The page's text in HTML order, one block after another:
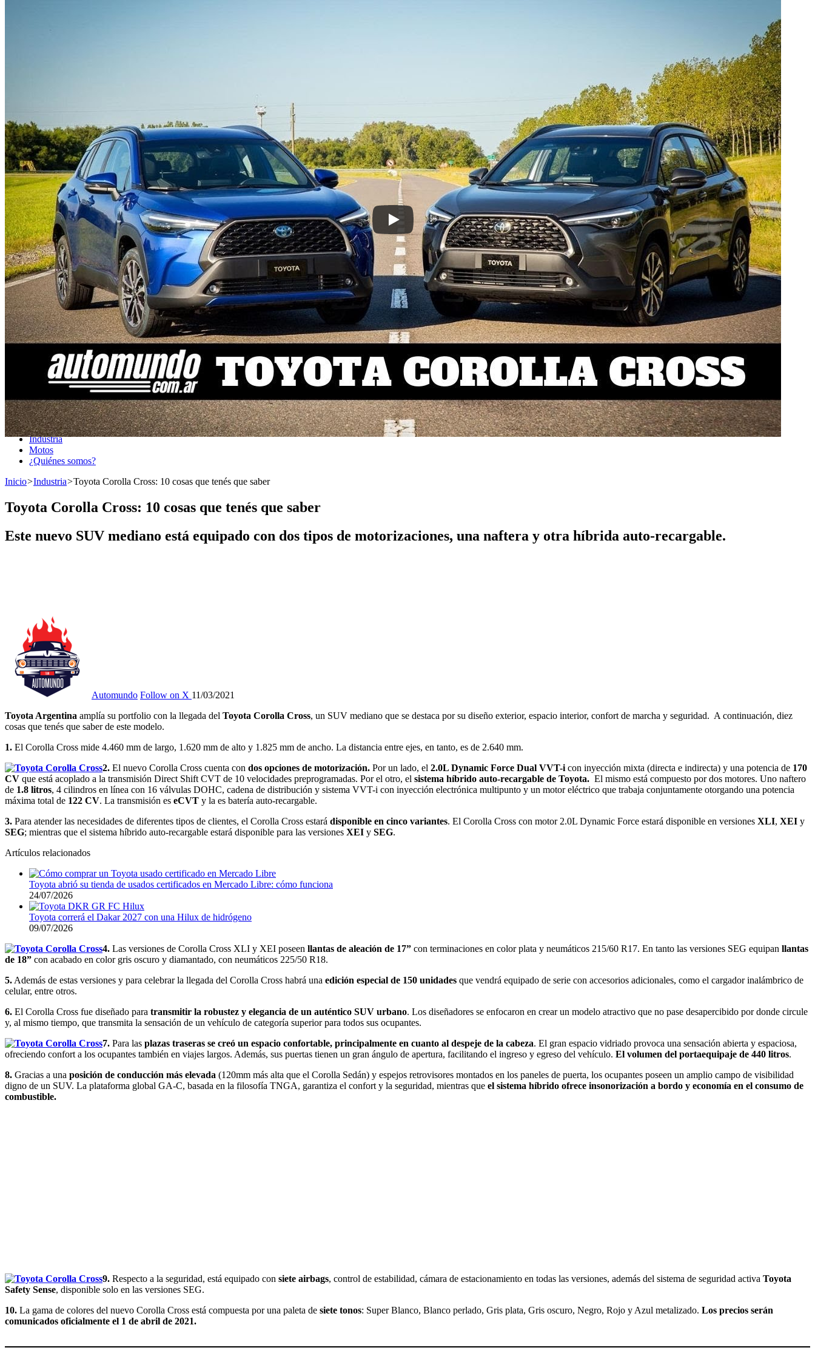
Menú
Buscar
Toyota Corolla Cross: 10 cosas que tenés que saber
Previous post
Next post
Inicio
Franco Colapinto
Fórmula 1
Motorsport
Industria
Motos
¿Quiénes somos?
Inicio>Industria>Toyota Corolla Cross: 10 cosas que tenés que saber
Toyota Corolla Cross: 10 cosas que tenés que saber
Este nuevo SUV mediano está equipado con dos tipos de motorizaciones, una naftera y otra híbrida auto-recargable.
Automundo Follow on X 11/03/2021
Toyota Argentina amplía su portfolio con la llegada del Toyota Corolla Cross, un SUV mediano que se destaca por su diseño exterior, espacio interior, confort de marcha y seguridad. A continuación, diez
cosas que tenés que saber de este modelo.
1. El Corolla Cross mide 4.460 mm de largo, 1.620 mm de alto y 1.825 mm de ancho. La distancia entre ejes, en tanto, es de 2.640 mm.
2. El nuevo Corolla Cross cuenta con dos opciones de motorización. Por un lado, el 2.0L Dynamic Force Dual VVT-i con inyección mixta (directa e indirecta) y una potencia de 170
CV que está acoplado a la transmisión Direct Shift CVT de 10 velocidades preprogramadas. Por el otro, el sistema híbrido auto-recargable de Toyota. El mismo está compuesto por dos motores. Uno naftero
de 1.8 litros, 4 cilindros en línea con 16 válvulas DOHC, cadena de distribución y sistema VVT-i con inyección electrónica multipunto y un motor eléctrico que trabaja conjuntamente otorgando una potencia
máxima total de 122 CV. La transmisión es eCVT y la es batería auto-recargable.
3. Para atender las necesidades de diferentes tipos de clientes, el Corolla Cross estará disponible en cinco variantes. El Corolla Cross con motor 2.0L Dynamic Force estará disponible en versiones XLI, XEI y
SEG; mientras que el sistema híbrido auto-recargable estará disponible para las versiones XEI y SEG.
Artículos relacionados
Toyota abrió su tienda de usados certificados en Mercado Libre: cómo funciona
24/07/2026
Toyota correrá el Dakar 2027 con una Hilux de hidrógeno
09/07/2026
4. Las versiones de Corolla Cross XLI y XEI poseen llantas de aleación de 17” con terminaciones en color plata y neumáticos 215/60 R17. En tanto las versiones SEG equipan llantas
de 18” con acabado en color gris oscuro y diamantado, con neumáticos 225/50 R18.
5. Además de estas versiones y para celebrar la llegada del Corolla Cross habrá una edición especial de 150 unidades que vendrá equipado de serie con accesorios adicionales, como el cargador inalámbrico de
celular, entre otros.
6. El Corolla Cross fue diseñado para transmitir la robustez y elegancia de un auténtico SUV urbano. Los diseñadores se enfocaron en crear un modelo atractivo que no pase desapercibido por donde circule
y, al mismo tiempo, que transmita la sensación de un vehículo de categoría superior para todos sus ocupantes.
7. Para las plazas traseras se creó un espacio confortable, principalmente en cuanto al despeje de la cabeza. El gran espacio vidriado provoca una sensación abierta y espaciosa,
ofreciendo confort a los ocupantes también en viajes largos. Además, sus puertas tienen un gran ángulo de apertura, facilitando el ingreso y egreso del vehículo. El volumen del portaequipaje de 440 litros.
8. Gracias a una posición de conducción más elevada (120mm más alta que el Corolla Sedán) y espejos retrovisores montados en los paneles de puerta, los ocupantes poseen un amplio campo de visibilidad
digno de un SUV. La plataforma global GA-C, basada en la filosofía TNGA, garantiza el confort y la seguridad, mientras que el sistema híbrido ofrece insonorización a bordo y economía en el consumo de
combustible.
9. Respecto a la seguridad, está equipado con siete airbags, control de estabilidad, cámara de estacionamiento en todas las versiones, además del sistema de seguridad activa Toyota
Safety Sense, disponible solo en las versiones SEG.
10. La gama de colores del nuevo Corolla Cross está compuesta por una paleta de siete tonos: Super Blanco, Blanco perlado, Gris plata, Gris oscuro, Negro, Rojo y Azul metalizado. Los precios serán
comunicados oficialmente el 1 de abril de 2021.